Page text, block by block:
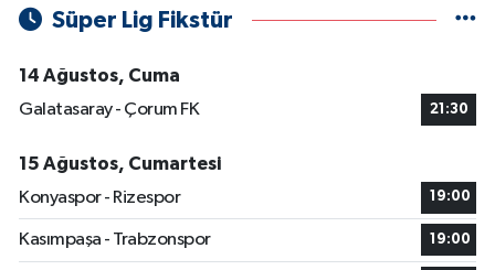
Süper Lig Fikstür
14 Ağustos, Cuma
Galatasaray - Çorum FK
21:30
15 Ağustos, Cumartesi
Konyaspor - Rizespor
19:00
Kasımpaşa - Trabzonspor 19:00